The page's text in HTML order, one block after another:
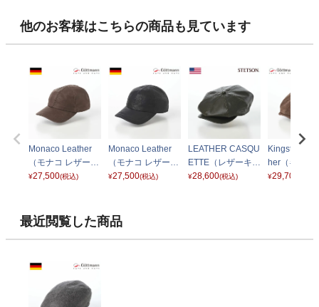
他のお客様はこちらの商品も見ています
Monaco Leather
（モナコ レザー）
G1645492 ブラウ
¥27,500(税込)
Monaco Leather
（モナコ レザー）
G1645492 ブラッ
¥27,500(税込)
LEATHER CASQU
ETTE（レザーキャ
スケット） SE740
¥28,600(税込)
Kingston
her（キング
カーフレザ
¥29,700
最近閲覧した商品